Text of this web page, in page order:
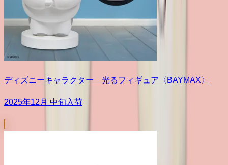
ディズニーキャラクター 光るフィギュア〈BAYMAX〉
2025年12月 中旬入荷